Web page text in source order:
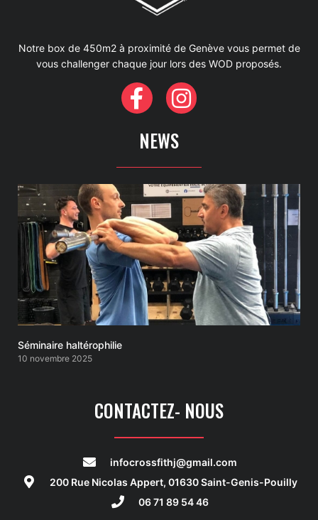
CONTACTEZ- NOUS
infocrossfithj@gmail.com
200 Rue Nicolas Appert, 01630 Saint-Genis-Pouilly
06 71 89 54 46
NEWS
Séminaire haltérophilie
10 novembre 2025
Notre box de 450m2 à proximité de Genève vous permet de
vous challenger chaque jour lors des WOD proposés.